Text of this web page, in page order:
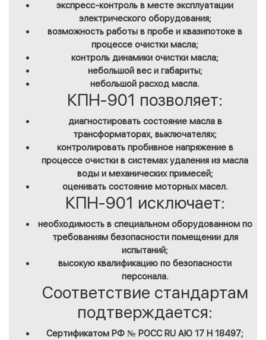
экспресс-контроль в месте эксплуатации
электрического оборудования;
возможность работы в пробе и квазипотоке в
процессе очистки масла;
контроль динамики очистки масла;
небольшой вес и габариты;
небольшой расход масла.
КПН-901 позволяет:
диагностировать состояние масла в
трансформаторах, выключателях;
контролировать пробивное напряжение в
процессе очистки в системах удаления из масла
воды и механических примесей;
оценивать состояние моторных масел.
КПН-901 исключает:
необходимость в специальном оборудованном по
требованиям безопасности помещении для
испытаний;
высокую квалификацию по безопасности
персонала.
Соответствие стандартам
подтверждается:
Сертификатом РФ № РОСС RU АЮ 17 Н 18497;